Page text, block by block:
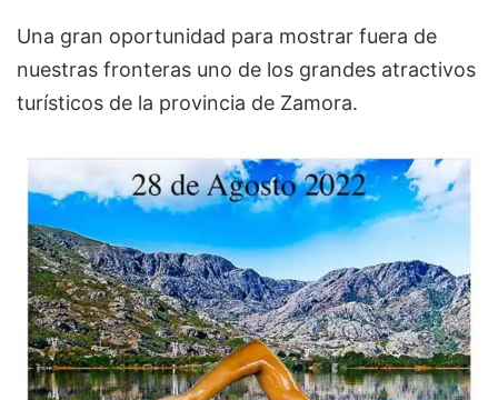
Una gran oportunidad para mostrar fuera de
nuestras fronteras uno de los grandes atractivos
turísticos de la provincia de Zamora.